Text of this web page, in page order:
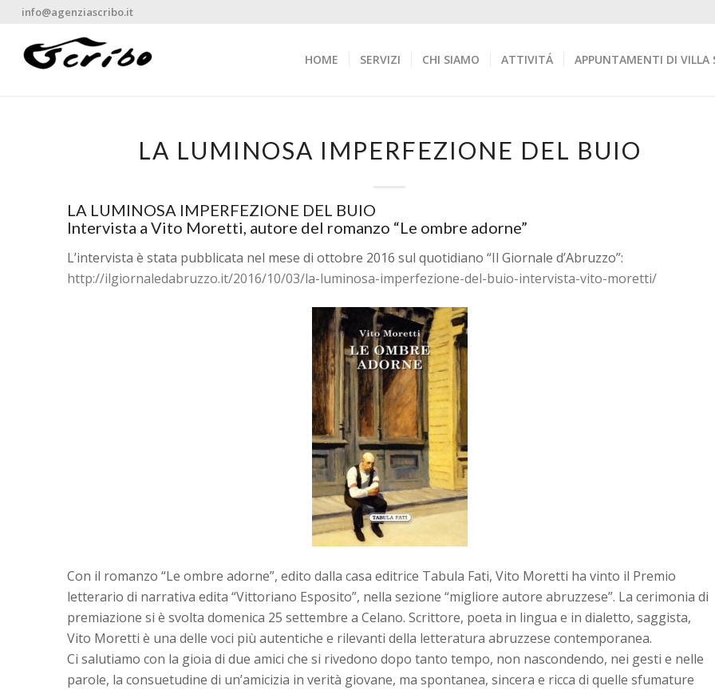
info@agenziascribo.it
HOME SERVIZI CHI SIAMO ATTIVITÁ APPUNTAMENTI DI VILLA
LA LUMINOSA IMPERFEZIONE DEL BUIO
LA LUMINOSA IMPERFEZIONE DEL BUIO
Intervista a Vito Moretti, autore del romanzo “Le ombre adorne”
L’intervista è stata pubblicata nel mese di ottobre 2016 sul quotidiano “Il Giornale d’Abruzzo”:
http://ilgiornaledabruzzo.it/2016/10/03/la-luminosa-imperfezione-del-buio-intervista-vito-moretti/
Con il romanzo “Le ombre adorne”, edito dalla casa editrice Tabula Fati, Vito Moretti ha vinto il Premio
letterario di narrativa edita “Vittoriano Esposito”, nella sezione “migliore autore abruzzese”. La cerimonia di
premiazione si è svolta domenica 25 settembre a Celano. Scrittore, poeta in lingua e in dialetto, saggista,
Vito Moretti è una delle voci più autentiche e rilevanti della letteratura abruzzese contemporanea.
Ci salutiamo con la gioia di due amici che si rivedono dopo tanto tempo, non nascondendo, nei gesti e nelle
parole, la consuetudine di un’amicizia in verità giovane, ma spontanea, sincera e ricca di quelle sfumature